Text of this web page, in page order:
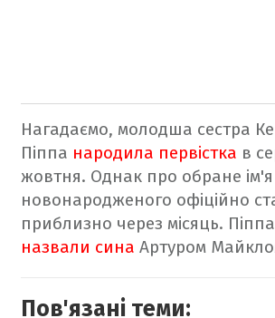
Нагадаємо, молодша сестра
Піппа народила первістка в
жовтня. Однак про обране ім'я
новонародженого офіційно
приблизно через місяць.
назвали сина Артуром
Пов'язані теми: